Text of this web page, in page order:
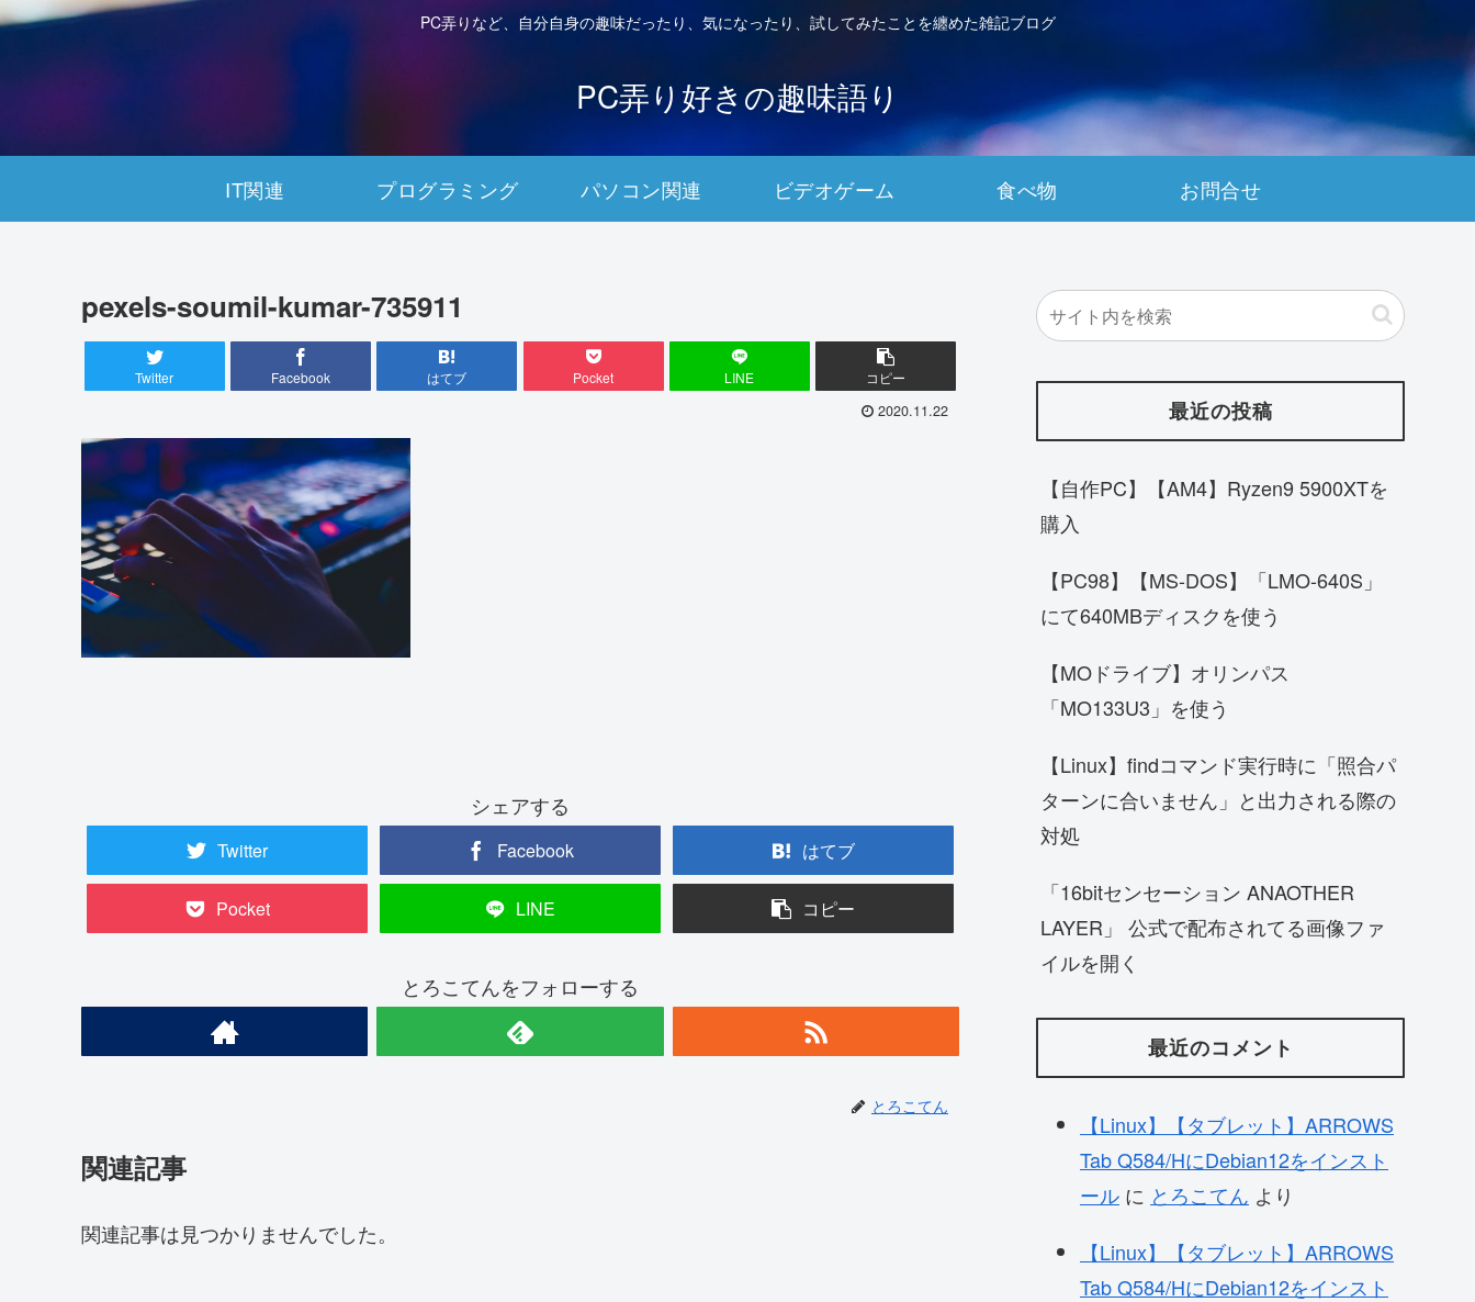
PC弄りなど、自分自身の趣味だったり、気になったり、試してみたことを纏めた雑記ブログ
PC弄り好きの趣味語り
IT関連 プログラミング パソコン関連 ビデオゲーム 食べ物 お問合せ
pexels-soumil-kumar-735911
Twitter Facebook はてブ Pocket LINE コピー
2020.11.22
シェアする
Twitter Facebook はてブ
Pocket LINE コピー
とろこてんをフォローする
とろこてん
関連記事
関連記事は見つかりませんでした。
最近の投稿
【自作PC】【AM4】Ryzen9 5900XTを
購入
【PC98】【MS-DOS】「LMO-640S」
にて640MBディスクを使う
【MOドライブ】オリンパス
「MO133U3」を使う
【Linux】findコマンド実行時に「照合パ
ターンに合いません」と出力される際の
対処
「16bitセンセーション ANAOTHER
LAYER」 公式で配布されてる画像ファ
イルを開く
最近のコメント
【Linux】【タブレット】ARROWS
Tab Q584/HにDebian12をインスト
ール に とろこてん より
【Linux】【タブレット】ARROWS
Tab Q584/HにDebian12をインスト